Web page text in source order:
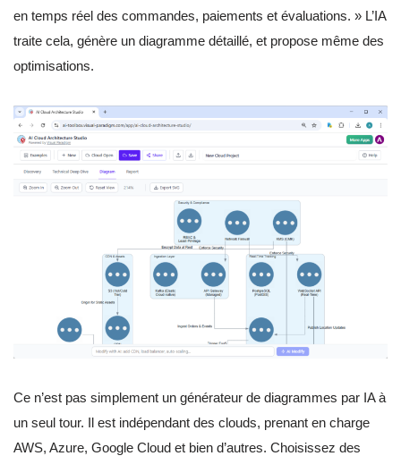
en temps réel des commandes, paiements et évaluations. » L’IA
traite cela, génère un diagramme détaillé, et propose même des
optimisations.
Ce n’est pas simplement un générateur de diagrammes par IA à
un seul tour. Il est indépendant des clouds, prenant en charge
AWS, Azure, Google Cloud et bien d’autres. Choisissez des